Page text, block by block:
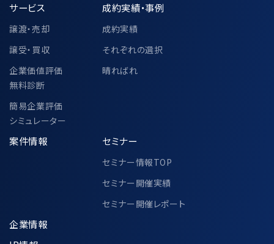
サービス
譲渡・売却
譲受・買収
企業価値評価
無料診断
簡易企業評価
シミュレーター
成約実績・事例
成約実績
それぞれの選択
晴ればれ
案件情報 セミナー
セミナー情報TOP
セミナー開催実績
セミナー開催レポート
企業情報